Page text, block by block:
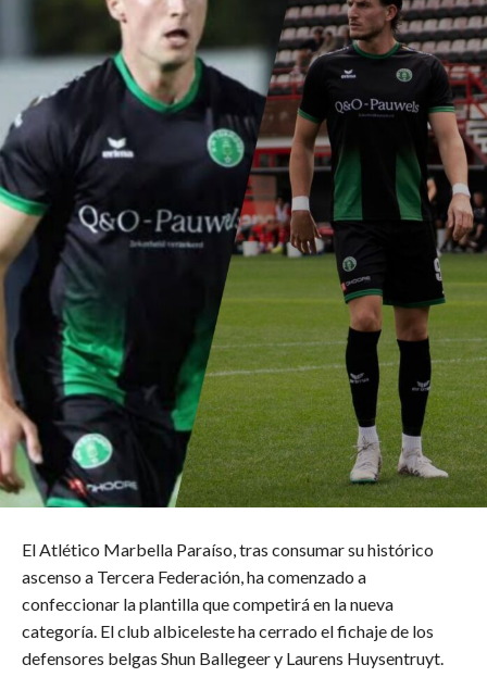
​El Atlético Marbella Paraíso, tras consumar su histórico
ascenso a Tercera Federación, ha comenzado a
confeccionar la plantilla que competirá en la nueva
categoría. El club albiceleste ha cerrado el fichaje de los
defensores belgas Shun Ballegeer y Laurens Huysentruyt.